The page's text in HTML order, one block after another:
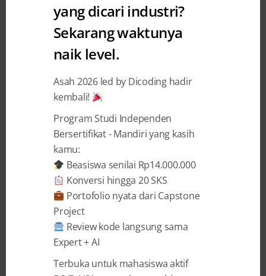
Uncategorized
Tempa led by Dicoding:
Wujudkan Mimpi Jadi Talenta
Teknologi dengan Fundamental
Skills yang Kuat
Audrey Diwantri Alodia 12 November 2025
BAGIKAN
Pada era serba digital seperti sekarang,
kebutuhan akan talenta teknologi yang
yang dicari industri?
Sekarang waktunya
naik level.
Asah 2026 led by Dicoding hadir
kembali!
Program Studi Independen
Bersertifikat - Mandiri yang kasih
kamu:
Beasiswa senilai Rp14.000.000
Konversi hingga 20 SKS
Portofolio nyata dari Capstone
Project
Review kode langsung sama
Expert + AI
Terbuka untuk mahasiswa aktif